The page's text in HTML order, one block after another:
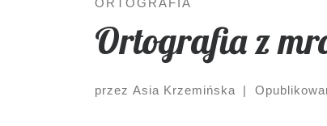
Ortografia z
przez Asia Krzemińska |